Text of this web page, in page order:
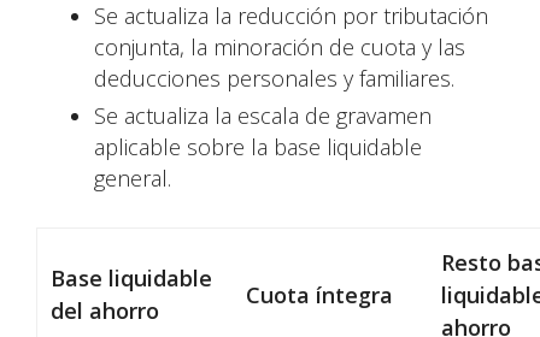
Se actualiza la reducción por tributación
conjunta, la minoración de cuota y las
deducciones personales y familiares.
Se actualiza la escala de gravamen
aplicable sobre la base liquidable
general.
Base liquidable
del ahorro
Cuota íntegra
Resto
ahorro